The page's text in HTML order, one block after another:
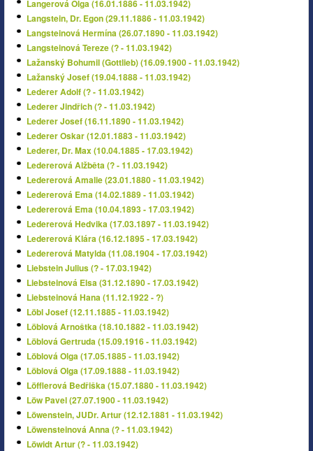
Langerová Olga (16.01.1886 - 11.03.1942)
Langstein, Dr. Egon (29.11.1886 - 11.03.1942)
Langsteinová Hermína (26.07.1890 - 11.03.1942)
Langsteinová Tereze (? - 11.03.1942)
Lažanský Bohumil (Gottlieb) (16.09.1900 - 11.03.1942)
Lažanský Josef (19.04.1888 - 11.03.1942)
Lederer Adolf (? - 11.03.1942)
Lederer Jindřich (? - 11.03.1942)
Lederer Josef (16.11.1890 - 11.03.1942)
Lederer Oskar (12.01.1883 - 11.03.1942)
Lederer, Dr. Max (10.04.1885 - 17.03.1942)
Ledererová Alžběta (? - 11.03.1942)
Ledererová Amalie (23.01.1880 - 11.03.1942)
Ledererová Ema (14.02.1889 - 11.03.1942)
Ledererová Ema (10.04.1893 - 17.03.1942)
Ledererová Hedvika (17.03.1897 - 11.03.1942)
Ledererová Klára (16.12.1895 - 17.03.1942)
Ledererová Matylda (11.08.1904 - 17.03.1942)
Liebstein Julius (? - 17.03.1942)
Liebsteinová Elsa (31.12.1890 - 17.03.1942)
Liebsteinová Hana (11.12.1922 - ?)
Löbl Josef (12.11.1885 - 11.03.1942)
Löblová Arnoštka (18.10.1882 - 11.03.1942)
Löblová Gertruda (15.09.1916 - 11.03.1942)
Löblová Olga (17.05.1885 - 11.03.1942)
Löblová Olga (17.09.1888 - 11.03.1942)
Löfflerová Bedřiška (15.07.1880 - 11.03.1942)
Löw Pavel (27.07.1900 - 11.03.1942)
Löwenstein, JUDr. Artur (12.12.1881 - 11.03.1942)
Löwensteinová Anna (? - 11.03.1942)
Löwidt Artur (? - 11.03.1942)